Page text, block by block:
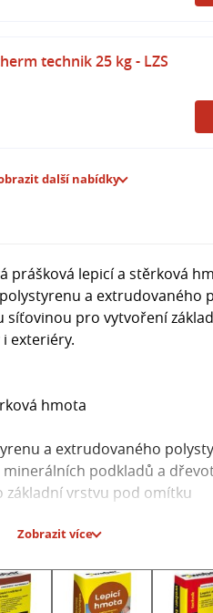
technik 25 kg - LZS
další nabídky
prášková lepicí a stěrková
a extrudovaného
síťovinou pro vytvoření
exteriéry.
hmota
a extrudovaného
podkladů a
základní vrstvu pod omítku
aplikaci, doporučuje
je možné aplikovat.
Zobrazit více